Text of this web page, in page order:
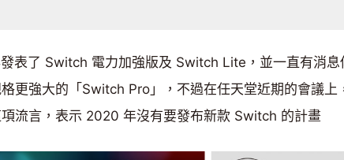
表了 Switch 電力加強版及 Switch Lite，並一直有消息
更強大的「Switch Pro」，不過在任天堂近期的會議上
流言，表示 2020 年沒有要發布新款 Switch 的計畫